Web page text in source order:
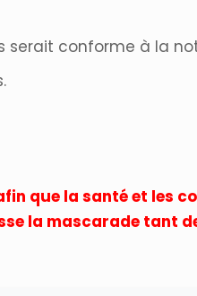
serait conforme à la
que la santé et les
la mascarade tant